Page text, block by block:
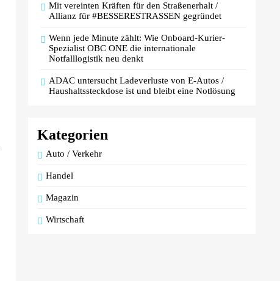
Mit vereinten Kräften für den Straßenerhalt /
Allianz für #BESSERESTRASSEN gegründet
Wenn jede Minute zählt: Wie Onboard-Kurier-
Spezialist OBC ONE die internationale
Notfalllogistik neu denkt
ADAC untersucht Ladeverluste von E-Autos /
Haushaltssteckdose ist und bleibt eine Notlösung
Kategorien
Auto / Verkehr
Handel
Magazin
Wirtschaft